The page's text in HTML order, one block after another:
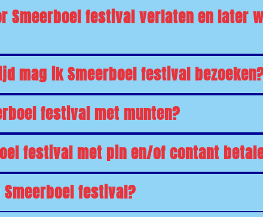
Smeerboel festival verlaten en later
mag ik Smeerboel festival
festival met munten?
festival met pin en/of contant
festival?